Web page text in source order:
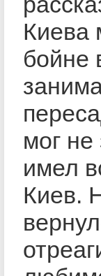
Киева
бойне
мог
имел
Киев.